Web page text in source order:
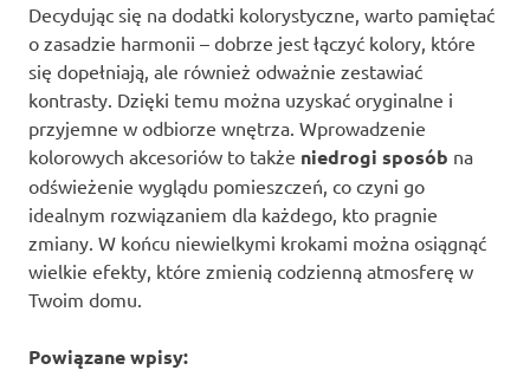
Decydując się na dodatki kolorystyczne, warto pamiętać
o zasadzie harmonii – dobrze jest łączyć kolory, które
się dopełniają, ale również odważnie zestawiać
kontrasty. Dzięki temu można uzyskać oryginalne i
przyjemne w odbiorze wnętrza. Wprowadzenie
kolorowych akcesoriów to także niedrogi sposób na
odświeżenie wyglądu pomieszczeń, co czyni go
idealnym rozwiązaniem dla każdego, kto pragnie
zmiany. W końcu niewielkymi krokami można osiągnąć
wielkie efekty, które zmienią codzienną atmosferę w
Twoim domu.
Powiązane wpisy: